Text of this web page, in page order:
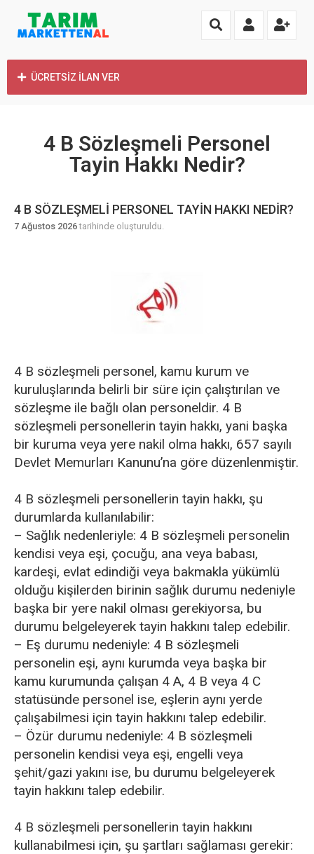
ÜCRETSİZ İLAN VER
4 B Sözleşmeli Personel
Tayin Hakkı Nedir?
4 B SÖZLEŞMELI PERSONEL TAYIN HAKKI NEDIR?
7 Ağustos 2026tarihinde oluşturuldu.
4 B sözleşmeli personel, kamu kurum ve
kuruluşlarında belirli bir süre için çalıştırılan ve
sözleşme ile bağlı olan personeldir. 4 B
sözleşmeli personellerin tayin hakkı, yani başka
bir kuruma veya yere nakil olma hakkı, 657 sayılı
Devlet Memurları Kanunu’na göre düzenlenmiştir.
4 B sözleşmeli personellerin tayin hakkı, şu
durumlarda kullanılabilir:
– Sağlık nedenleriyle: 4 B sözleşmeli personelin
kendisi veya eşi, çocuğu, ana veya babası,
kardeşi, evlat edindiği veya bakmakla yükümlü
olduğu kişilerden birinin sağlık durumu nedeniyle
başka bir yere nakil olması gerekiyorsa, bu
durumu belgeleyerek tayin hakkını talep edebilir.
– Eş durumu nedeniyle: 4 B sözleşmeli
personelin eşi, aynı kurumda veya başka bir
kamu kurumunda çalışan 4 A, 4 B veya 4 C
statüsünde personel ise, eşlerin aynı yerde
çalışabilmesi için tayin hakkını talep edebilir.
– Özür durumu nedeniyle: 4 B sözleşmeli
personelin kendisi veya eşi, engelli veya
şehit/gazi yakını ise, bu durumu belgeleyerek
tayin hakkını talep edebilir.
4 B sözleşmeli personellerin tayin hakkını
kullanabilmesi için, şu şartları sağlaması gerekir: